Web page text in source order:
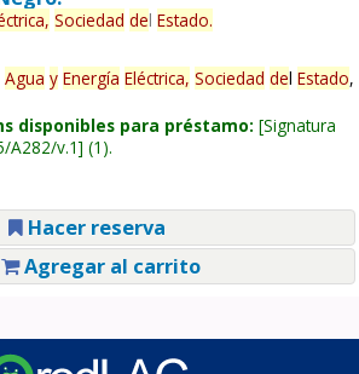
Sociedad del Estado.
Agua y Energía Eléctrica, Sociedad del Estado,
disponibles para préstamo: Signatura
A282/v.1 (1).
Hacer reserva
Agregar al carrito